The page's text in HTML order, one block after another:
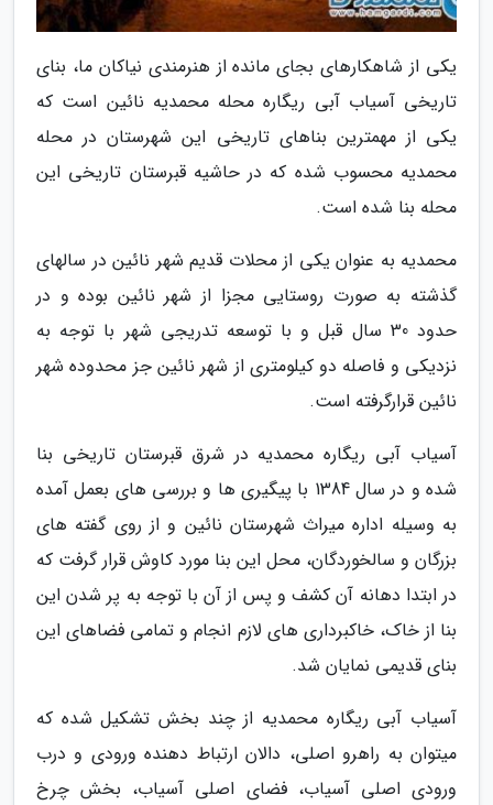
یکی از شاهکارهای بجای مانده از هنرمندی نیاکان ما، بنای
تاریخی آسیاب آبی ریگاره محله محمدیه نائین است که
یکی از مهمترین بناهای تاریخی این شهرستان در محله
محمدیه محسوب شده که در حاشیه قبرستان تاریخی این
محله بنا شده است.
محمدیه به عنوان یکی از محلات قدیم شهر نائین در سالهای
گذشته به صورت روستایی مجزا از شهر نائین بوده و در
حدود 30 سال قبل و با توسعه تدریجی شهر با توجه به
نزدیکی و فاصله دو کیلومتری از شهر نائین جز محدوده شهر
نائین قرارگرفته است.
آسیاب آبی ریگاره محمدیه در شرق قبرستان تاریخی بنا
شده و در سال 1384 با پیگیری ها و بررسی های بعمل آمده
به وسیله اداره میراث شهرستان نائین و از روی گفته های
بزرگان و سالخوردگان، محل این بنا مورد کاوش قرار گرفت که
در ابتدا دهانه آن کشف و پس از آن با توجه به پر شدن این
بنا از خاک، خاکبرداری های لازم انجام و تمامی فضاهای این
بنای قدیمی نمایان شد.
آسیاب آبی ریگاره محمدیه از چند بخش تشکیل شده که
میتوان به راهرو اصلی، دالان ارتباط دهنده ورودی و درب
ورودی اصلی آسیاب، فضای اصلی آسیاب، بخش چرخ